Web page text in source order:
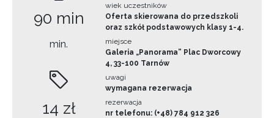
90 min
min.
14 zł
wiek uczestników
Oferta skierowana do przedszkoli
oraz szkół podstawowych klasy 1-4.
miejsce
Galeria „Panorama” Plac Dworcowy
4, 33-100 Tarnów
uwagi
wymagana rezerwacja
rezerwacja
nr telefonu: (+48) 784 912 326